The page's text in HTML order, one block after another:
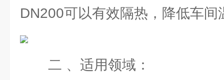
DN200可以有效隔热，降低车间
二 、适用领域：